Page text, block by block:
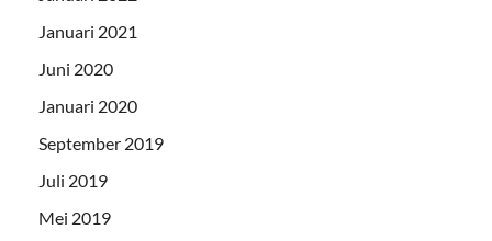
Januari 2021
Juni 2020
Januari 2020
September 2019
Juli 2019
Mei 2019